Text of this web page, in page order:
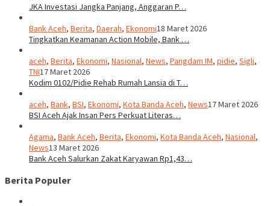
JKA Investasi Jangka Panjang, Anggaran P…
Bank Aceh, Berita, Daerah, Ekonomi18 Maret 2026
Tingkatkan Keamanan Action Mobile, Bank …
aceh, Berita, Ekonomi, Nasional, News, Pangdam IM, pidie, Sigli,
TNI17 Maret 2026
Kodim 0102/Pidie Rehab Rumah Lansia di T…
aceh, Bank, BSI, Ekonomi, Kota Banda Aceh, News17 Maret 2026
BSI Aceh Ajak Insan Pers Perkuat Literas…
Agama, Bank Aceh, Berita, Ekonomi, Kota Banda Aceh, Nasional,
News13 Maret 2026
Bank Aceh Salurkan Zakat Karyawan Rp1,43…
Berita Populer